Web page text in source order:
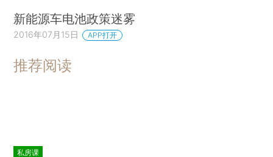
新能源车电池政策迷雾
2016年07月15日 APP打开
推荐阅读
私房课